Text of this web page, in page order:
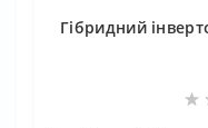
Гібридний